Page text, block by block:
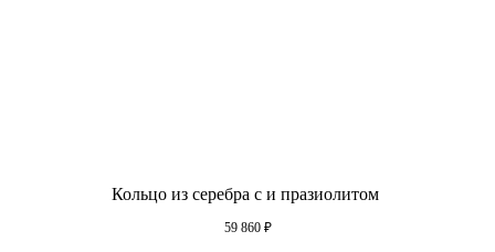
Кольцо из серебра с и празиолитом
59 860 ₽